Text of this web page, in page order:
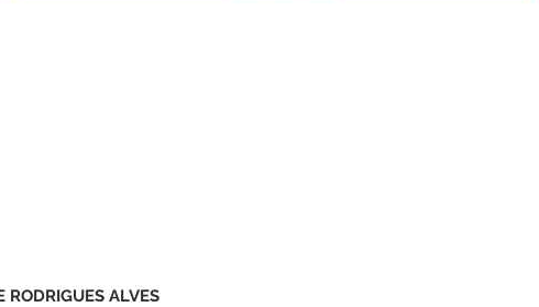
RODRIGUES ALVES